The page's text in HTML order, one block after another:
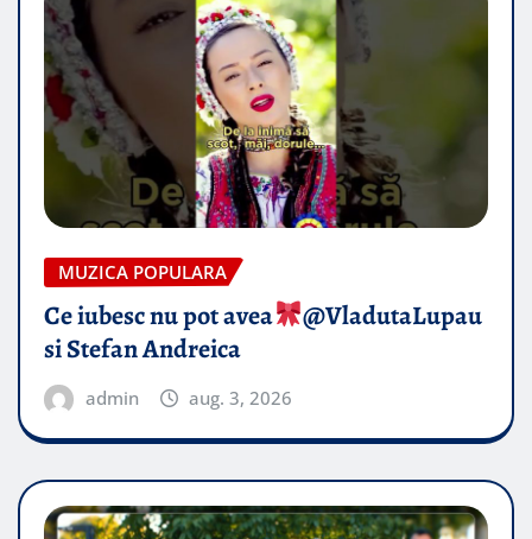
MUZICA POPULARA
Ce iubesc nu pot avea
​@VladutaLupau
si Stefan Andreica
admin aug. 3, 2026